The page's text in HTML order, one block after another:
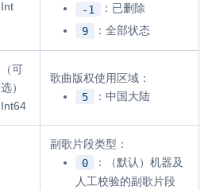
Int
-1
：已删除
9
：全部状态
（可
选）
Int64
歌曲版权使用区域：
5
：中国大陆
副歌片段类型：
0
：（默认）机器及
人工校验的副歌片段